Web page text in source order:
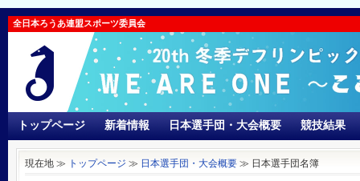
全日本ろうあ連盟スポーツ委員会
トップページ 新着情報 日本選手団・大会概要 競技結果
現在地 ≫ トップページ ≫ 日本選手団・大会概要 ≫ 日本選手団名簿